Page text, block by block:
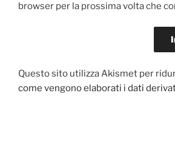
browser per la prossima volta che
Questo sito utilizza Akismet per
come vengono elaborati i dati